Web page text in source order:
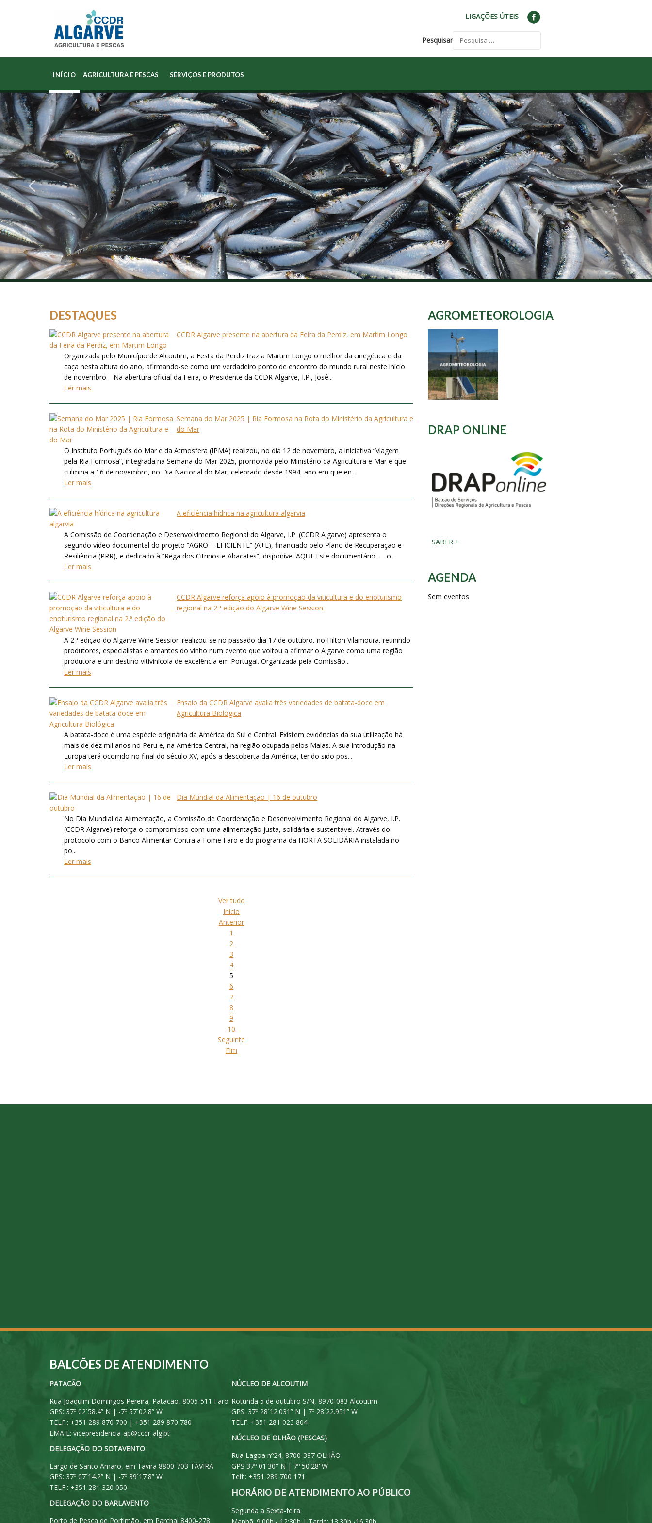
LIGAÇÕES ÚTEIS
Pesquisar
INÍCIO AGRICULTURA E PESCAS SERVIÇOS E PRODUTOS
DESTAQUES
CCDR Algarve presente na abertura da Feira da Perdiz, em Martim Longo
Organizada pelo Município de Alcoutim, a Festa da Perdiz traz a Martim Longo o melhor da cinegética e da
caça nesta altura do ano, afirmando-se como um verdadeiro ponto de encontro do mundo rural neste início
de novembro. Na abertura oficial da Feira, o Presidente da CCDR Algarve, I.P., José...
Ler mais
Semana do Mar 2025 | Ria Formosa na Rota do Ministério da Agricultura e
do Mar
O Instituto Português do Mar e da Atmosfera (IPMA) realizou, no dia 12 de novembro, a iniciativa “Viagem
pela Ria Formosa”, integrada na Semana do Mar 2025, promovida pelo Ministério da Agricultura e Mar e que
culmina a 16 de novembro, no Dia Nacional do Mar, celebrado desde 1994, ano em que en...
Ler mais
A eficiência hídrica na agricultura algarvia
A Comissão de Coordenação e Desenvolvimento Regional do Algarve, I.P. (CCDR Algarve) apresenta o
segundo vídeo documental do projeto “AGRO + EFICIENTE” (A+E), financiado pelo Plano de Recuperação e
Resiliência (PRR), e dedicado à “Rega dos Citrinos e Abacates”, disponível AQUI. Este documentário — o...
Ler mais
CCDR Algarve reforça apoio à promoção da viticultura e do enoturismo
regional na 2.ª edição do Algarve Wine Session
A 2.ª edição do Algarve Wine Session realizou-se no passado dia 17 de outubro, no Hilton Vilamoura, reunindo
produtores, especialistas e amantes do vinho num evento que voltou a afirmar o Algarve como uma região
produtora e um destino vitivinícola de excelência em Portugal. Organizada pela Comissão...
Ler mais
Ensaio da CCDR Algarve avalia três variedades de batata-doce em
Agricultura Biológica
A batata-doce é uma espécie originária da América do Sul e Central. Existem evidências da sua utilização há
mais de dez mil anos no Peru e, na América Central, na região ocupada pelos Maias. A sua introdução na
Europa terá ocorrido no final do século XV, após a descoberta da América, tendo sido pos...
Ler mais
Dia Mundial da Alimentação | 16 de outubro
No Dia Mundial da Alimentação, a Comissão de Coordenação e Desenvolvimento Regional do Algarve, I.P.
(CCDR Algarve) reforça o compromisso com uma alimentação justa, solidária e sustentável. Através do
protocolo com o Banco Alimentar Contra a Fome Faro e do programa da HORTA SOLIDÁRIA instalada no
po...
Ler mais
Ver tudo
Início
Anterior
1
2
3
4
5
6
7
8
9
10
Seguinte
Fim
AGROMETEOROLOGIA
DRAP ONLINE
SABER +
AGENDA
Sem eventos
BALCÕES DE ATENDIMENTO
PATACÃO
Rua Joaquim Domingos Pereira, Patacão, 8005-511 Faro
GPS: 37º 02´58.4” N | -7º 57´02.8” W
TELF.: +351 289 870 700 | +351 289 870 780
EMAIL: vicepresidencia-ap@ccdr-alg.pt
DELEGAÇÃO DO SOTAVENTO
Largo de Santo Amaro, em Tavira 8800-703 TAVIRA
GPS: 37º 07´14.2” N | -7º 39´17.8” W
TELF.: +351 281 320 050
DELEGAÇÃO DO BARLAVENTO
Porto de Pesca de Portimão, em Parchal 8400-278
NÚCLEO DE ALCOUTIM
Rotunda 5 de outubro S/N, 8970-083 Alcoutim
GPS: 37º 28´12.031” N | 7º 28´22.951” W
TELF: +351 281 023 804
NÚCLEO DE OLHÃO (PESCAS)
Rua Lagoa nº24, 8700-397 OLHÂO
GPS 37º 01'30'' N | 7º 50'28''W
Telf.: +351 289 700 171
HORÁRIO DE ATENDIMENTO AO PÚBLICO
Segunda a Sexta-feira